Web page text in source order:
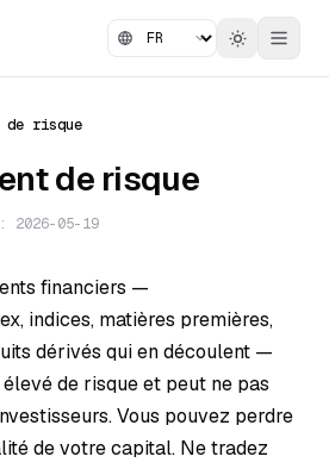
de risque
de risque
2026-05-19
financiers —
indices, matières premières,
dérivés qui en découlent —
de risque et peut ne pas
Vous pouvez perdre
de votre capital. Ne tradez